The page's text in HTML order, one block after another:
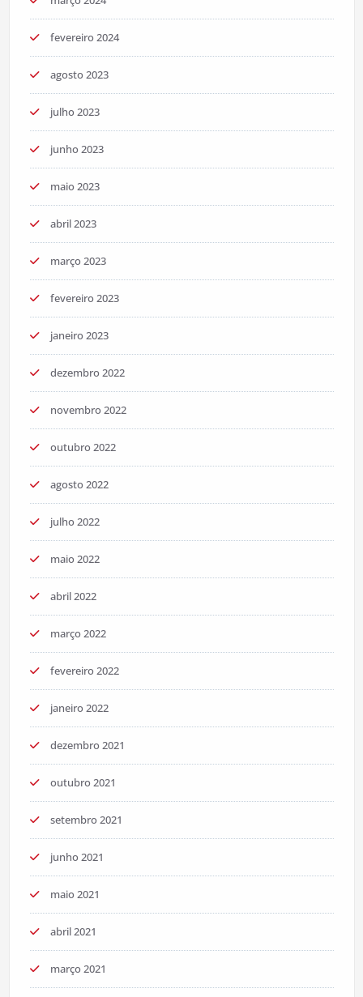
fevereiro 2024
agosto 2023
julho 2023
junho 2023
maio 2023
abril 2023
março 2023
fevereiro 2023
janeiro 2023
dezembro 2022
novembro 2022
outubro 2022
agosto 2022
julho 2022
maio 2022
abril 2022
março 2022
fevereiro 2022
janeiro 2022
dezembro 2021
outubro 2021
setembro 2021
junho 2021
maio 2021
abril 2021
março 2021